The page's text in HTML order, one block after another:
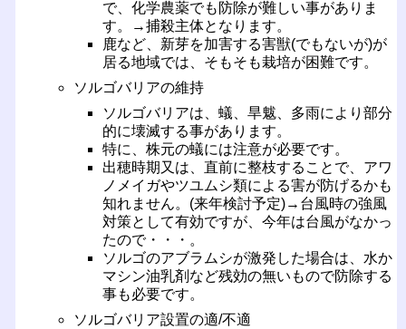
で、化学農薬でも防除が難しい事がありま
す。→捕殺主体となります。
鹿など、新芽を加害する害獣(でもないが)が
居る地域では、そもそも栽培が困難です。
ソルゴバリアの維持
ソルゴバリアは、蟻、旱魃、多雨により部分
的に壊滅する事があります。
特に、株元の蟻には注意が必要です。
出穂時期又は、直前に整枝することで、アワ
ノメイガやツユムシ類による害が防げるかも
知れません。(来年検討予定)→台風時の強風
対策として有効ですが、今年は台風がなかっ
たので・・・。
ソルゴのアブラムシが激発した場合は、水か
マシン油乳剤など残効の無いもので防除する
事も必要です。
ソルゴバリア設置の適/不適